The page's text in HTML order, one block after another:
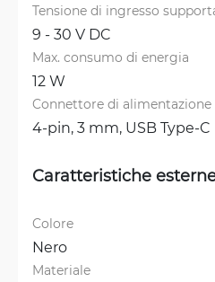
Tensione di ingresso
9 - 30 V DC
Max. consumo di energia
12 W
Connettore di alimentazione
4-pin, 3 mm, USB Type-C
Caratteristiche
Colore
Nero
Materiale